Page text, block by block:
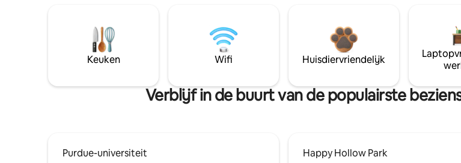
Keuken Wifi Huisdiervriendelijk
Verblijf in de buurt van de populairste
Purdue-universiteit
Happy Hollow Park